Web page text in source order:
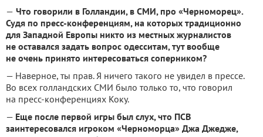
— Что говорили в Голландии, в СМИ, про «Черноморец».
Судя по пресс-конференциям, на которых традиционно
для Западной Европы никто из местных журналистов
не оставался задать вопрос одесситам, тут вообще
не очень принято интересоваться соперником?
— Наверное, ты прав. Я ничего такого не увидел в прессе.
Во всех голландских СМИ было только то, что говорил
на пресс-конференциях Коку.
— Еще после первой игры был слух, что ПСВ
заинтересовался игроком «Черноморца» Джа Джедже,